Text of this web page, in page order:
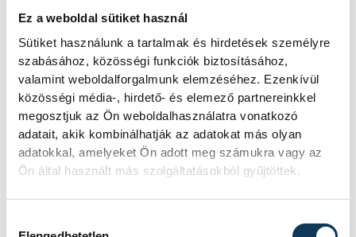
Ez a weboldal sütiket használ
Sütiket használunk a tartalmak és hirdetések személyre
szabásához, közösségi funkciók biztosításához,
valamint weboldalforgalmunk elemzéséhez. Ezenkívül
közösségi média-, hirdető- és elemező partnereinkkel
megosztjuk az Ön weboldalhasználatra vonatkozó
adatait, akik kombinálhatják az adatokat más olyan
adatokkal, amelyeket Ön adott meg számukra vagy az
Ön által használt más szolgáltatásokból gyűjtöttek.
világbajnok Femke Bol is.
sport ország-világ
atlétika
Molnár Attila